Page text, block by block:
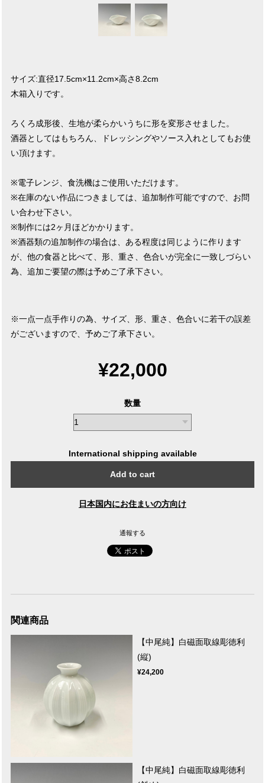
サイズ:直径17.5cm×11.2cm×高さ8.2cm
木箱入りです。
ろくろ成形後、生地が柔らかいうちに形を変形させました。
酒器としてはもちろん、ドレッシングやソース入れとしてもお使
い頂けます。
※電子レンジ、食洗機はご使用いただけます。
※在庫のない作品につきましては、追加制作可能ですので、お問
い合わせ下さい。
※制作には2ヶ月ほどかかります。
※酒器類の追加制作の場合は、ある程度は同じように作ります
が、他の食器と比べて、形、重さ、色合いが完全に一致しづらい
為、追加ご要望の際は予めご了承下さい。
※一点一点手作りの為、サイズ、形、重さ、色合いに若干の誤差
がございますので、予めご了承下さい。
¥22,000
数量
International shipping available
Add to cart
日本国内にお住まいの方向け
通報する
関連商品
【中尾純】白磁面取線彫徳利
(縦)
¥24,200
【中尾純】白磁面取線彫徳利